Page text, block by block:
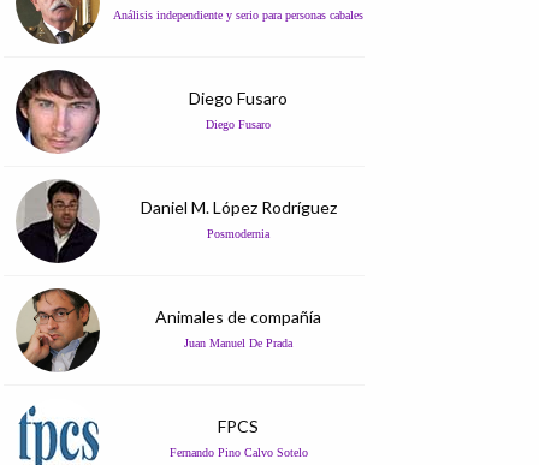
Análisis independiente y serio para personas cabales
Diego Fusaro
Diego Fusaro
Daniel M. López Rodríguez
Posmodernia
Animales de compañía
Juan Manuel De Prada
FPCS
Fernando Pino Calvo Sotelo